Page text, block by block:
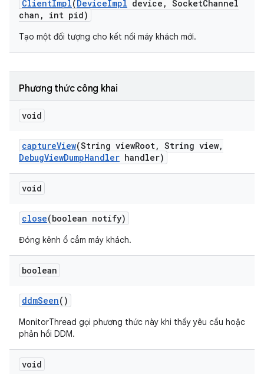
ClientImpl(DeviceImpl device , SocketChannel
chan , int pid)
Tạo một đối tượng cho kết nối máy khách mới.
Phương thức công khai
void
captureView(String viewRoot, String view,
DebugViewDumpHandler handler)
void
close(boolean notify)
Đóng kênh ổ cắm máy khách.
boolean
ddmSeen()
MonitorThread gọi phương thức này khi thấy yêu cầu hoặc
phản hồi DDM.
void